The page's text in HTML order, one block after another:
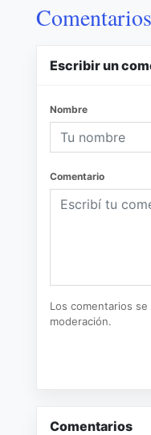
Comentarios
Escribir un
Nombre
Comentario
Los comentarios
moderación.
Comentarios